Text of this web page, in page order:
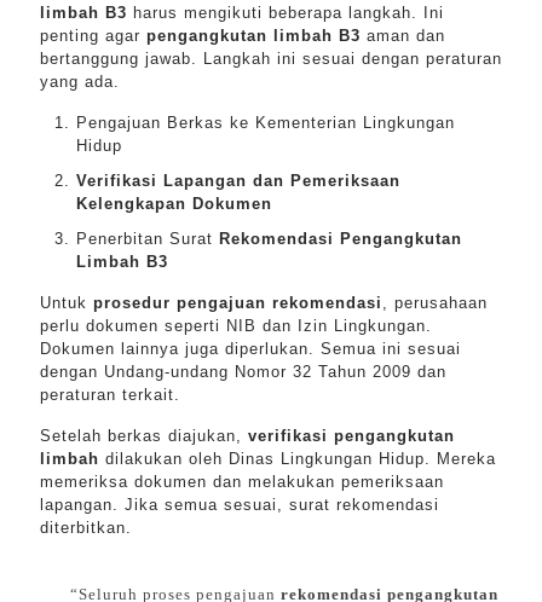
limbah B3 harus mengikuti beberapa langkah. Ini
penting agar pengangkutan limbah B3 aman dan
bertanggung jawab. Langkah ini sesuai dengan peraturan
yang ada.
Pengajuan Berkas ke Kementerian Lingkungan
Hidup
Verifikasi Lapangan dan Pemeriksaan
Kelengkapan Dokumen
Penerbitan Surat Rekomendasi Pengangkutan
Limbah B3
Untuk prosedur pengajuan rekomendasi , perusahaan
perlu dokumen seperti NIB dan Izin Lingkungan.
Dokumen lainnya juga diperlukan. Semua ini sesuai
dengan Undang-undang Nomor 32 Tahun 2009 dan
peraturan terkait.
Setelah berkas diajukan, verifikasi pengangkutan
limbah dilakukan oleh Dinas Lingkungan Hidup. Mereka
memeriksa dokumen dan melakukan pemeriksaan
lapangan. Jika semua sesuai, surat rekomendasi
diterbitkan.
“Seluruh proses pengajuan rekomendasi pengangkutan